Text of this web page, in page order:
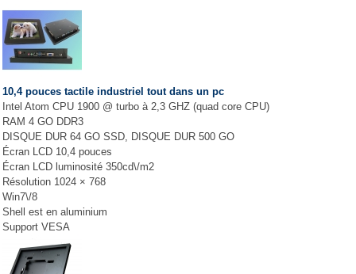
10,4 pouces tactile industriel tout dans un pc
Intel Atom CPU 1900 @ turbo à 2,3 GHZ (quad core CPU)
RAM 4 GO DDR3
DISQUE DUR 64 GO SSD, DISQUE DUR 500 GO
Écran LCD 10,4 pouces
Écran LCD luminosité 350cd\/m2
Résolution 1024 × 768
Win7\/8
Shell est en aluminium
Support VESA